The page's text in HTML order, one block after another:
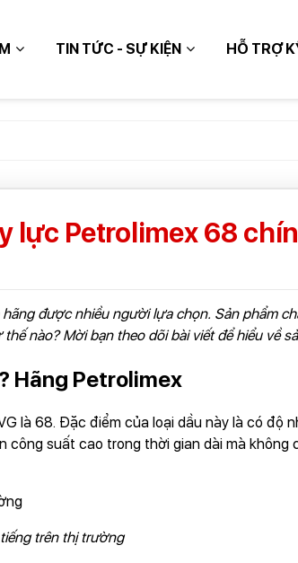
TIN TỨC - SỰ KIỆN HỖ TRỢ
lực Petrolimex 68
được nhiều người lựa chọn. Sản phẩm
nào? Mời bạn theo dõi bài viết để hiểu về
Hãng Petrolimex
là 68. Đặc điểm của loại dầu này là có
công suất cao trong thời gian dài mà
trên thị trường